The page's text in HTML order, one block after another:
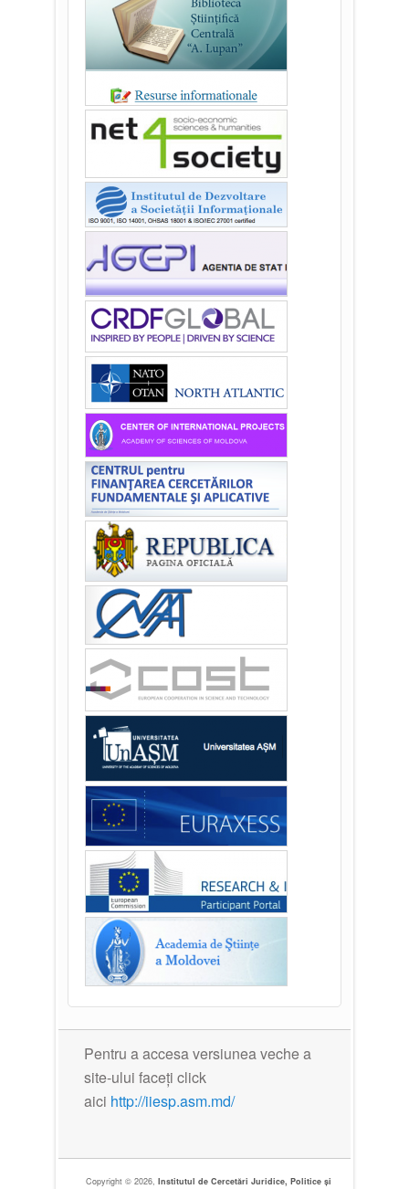
Pentru a accesa versiunea veche a
site-ului faceți click
aici http://iiesp.asm.md/
Copyright © 2026,Institutul de Cercetări Juridice, Politice și